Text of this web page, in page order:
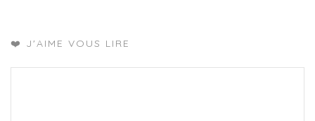
❤️ J'AIME VOUS LIRE